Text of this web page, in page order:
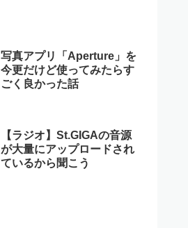
写真アプリ「Aperture」を
今更だけど使ってみたらす
ごく良かった話
【ラジオ】St.GIGAの音源
が大量にアップロードされ
ているから聞こう